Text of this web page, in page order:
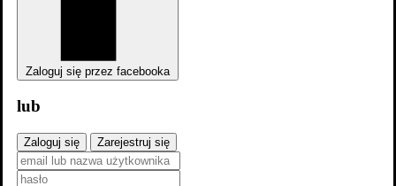
Zaloguj się przez facebooka
lub
Zaloguj się Zarejestruj się